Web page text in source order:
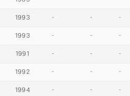
1993 - - -
1993 - - -
1991 - - -
1992 - - -
1994 - - -